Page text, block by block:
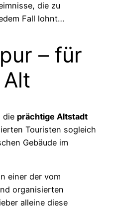
die zu
Fall lohnt…
– für
die prächtige Altstadt
Touristen sogleich
Gebäude im
einer der vom
organisierten
alleine diese